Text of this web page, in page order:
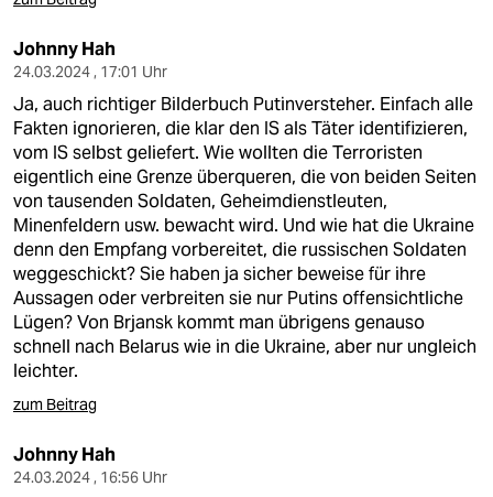
Johnny Hah
24.03.2024 , 17:01 Uhr
Ja, auch richtiger Bilderbuch Putinversteher. Einfach alle
Fakten ignorieren, die klar den IS als Täter identifizieren,
vom IS selbst geliefert. Wie wollten die Terroristen
eigentlich eine Grenze überqueren, die von beiden Seiten
von tausenden Soldaten, Geheimdienstleuten,
Minenfeldern usw. bewacht wird. Und wie hat die Ukraine
denn den Empfang vorbereitet, die russischen Soldaten
weggeschickt? Sie haben ja sicher beweise für ihre
Aussagen oder verbreiten sie nur Putins offensichtliche
Lügen? Von Brjansk kommt man übrigens genauso
schnell nach Belarus wie in die Ukraine, aber nur ungleich
leichter.
zum Beitrag
Johnny Hah
24.03.2024 , 16:56 Uhr